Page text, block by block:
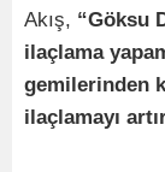
Akış, “Göksu
ilaçlama
gemilerinden
ilaçlamayı